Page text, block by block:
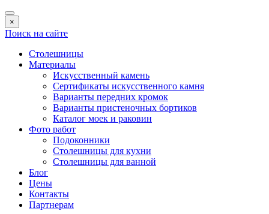
×
Поиск на сайте
Столешницы
Материалы
Искусственный камень
Сертификаты искусственного камня
Варианты передних кромок
Варианты пристеночных бортиков
Каталог моек и раковин
Фото работ
Подоконники
Столешницы для кухни
Столешницы для ванной
Блог
Цены
Контакты
Партнерам